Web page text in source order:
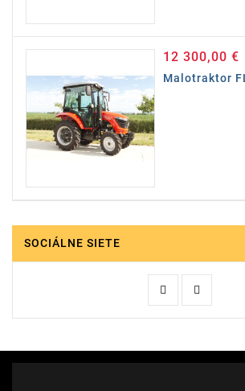
12 300,00 €
Malotraktor
SOCIÁLNE SIETE